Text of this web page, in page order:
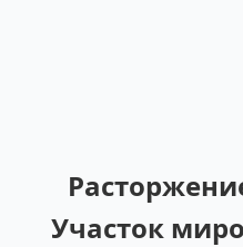
Участок